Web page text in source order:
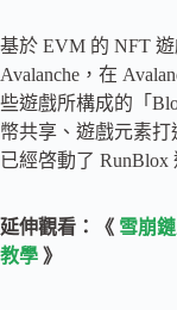
基於 EVM 的 NFT
Avalanche，在
些遊戲所構成的「
幣共享、遊戲元素打
已經啓動了 RunBlox
延伸觀看：《 雪崩
教學 》